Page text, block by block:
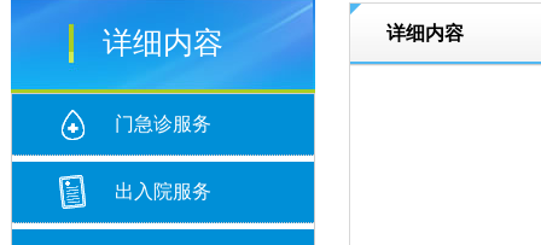
详细内容
门急诊服务
出入院服务
详细内容